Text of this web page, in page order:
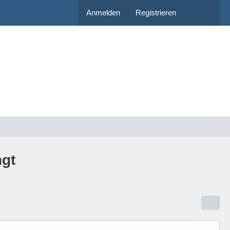
Anmelden Registrieren